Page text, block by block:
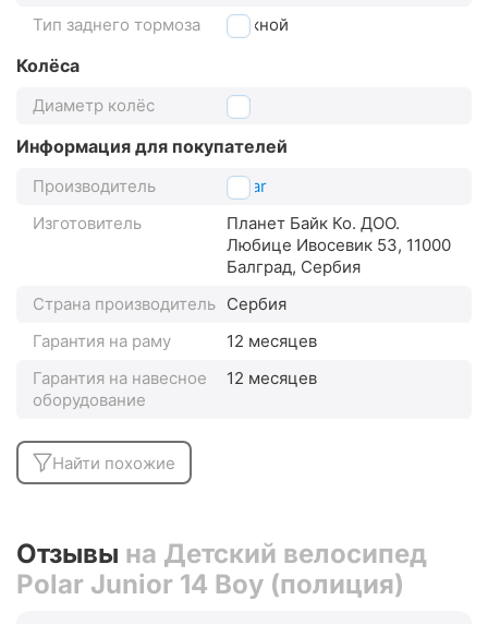
Тип заднего тормоза ножной
Колёса
Диаметр колёс 14"
Информация для покупателей
Производитель
Polar
Изготовитель
Планет Байк Ко. ДОО.
Любице Ивосевик 53, 11000
Балград, Сербия
Страна производитель Сербия
Гарантия на раму
12 месяцев
Гарантия на навесное
оборудование
12 месяцев
Найти похожие
Отзывы на Детский велосипед
Polar Junior 14 Boy (полиция)